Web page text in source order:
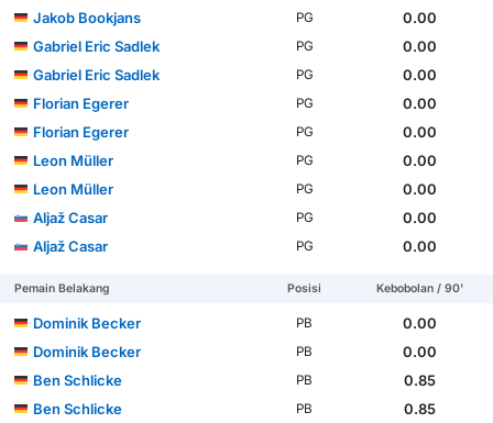
Jakob Bookjans
PG
0.00
Gabriel Eric Sadlek
PG
0.00
Gabriel Eric Sadlek
PG
0.00
Florian Egerer
PG
0.00
Florian Egerer
PG
0.00
Leon Müller
PG
0.00
Leon Müller
PG
0.00
Aljaž Casar
PG
0.00
Aljaž Casar
PG 0.00
Pemain Belakang Posisi Kebobolan / 90'
Dominik Becker PB
0.00
Dominik Becker
PB
0.00
Ben Schlicke
PB
0.85
Ben Schlicke
PB
0.85